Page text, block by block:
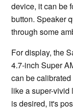
device, it can be
button. Speaker
through some
For display, the
4.7-inch Super
can be calibrated
like a super-vivid
is desired, it's